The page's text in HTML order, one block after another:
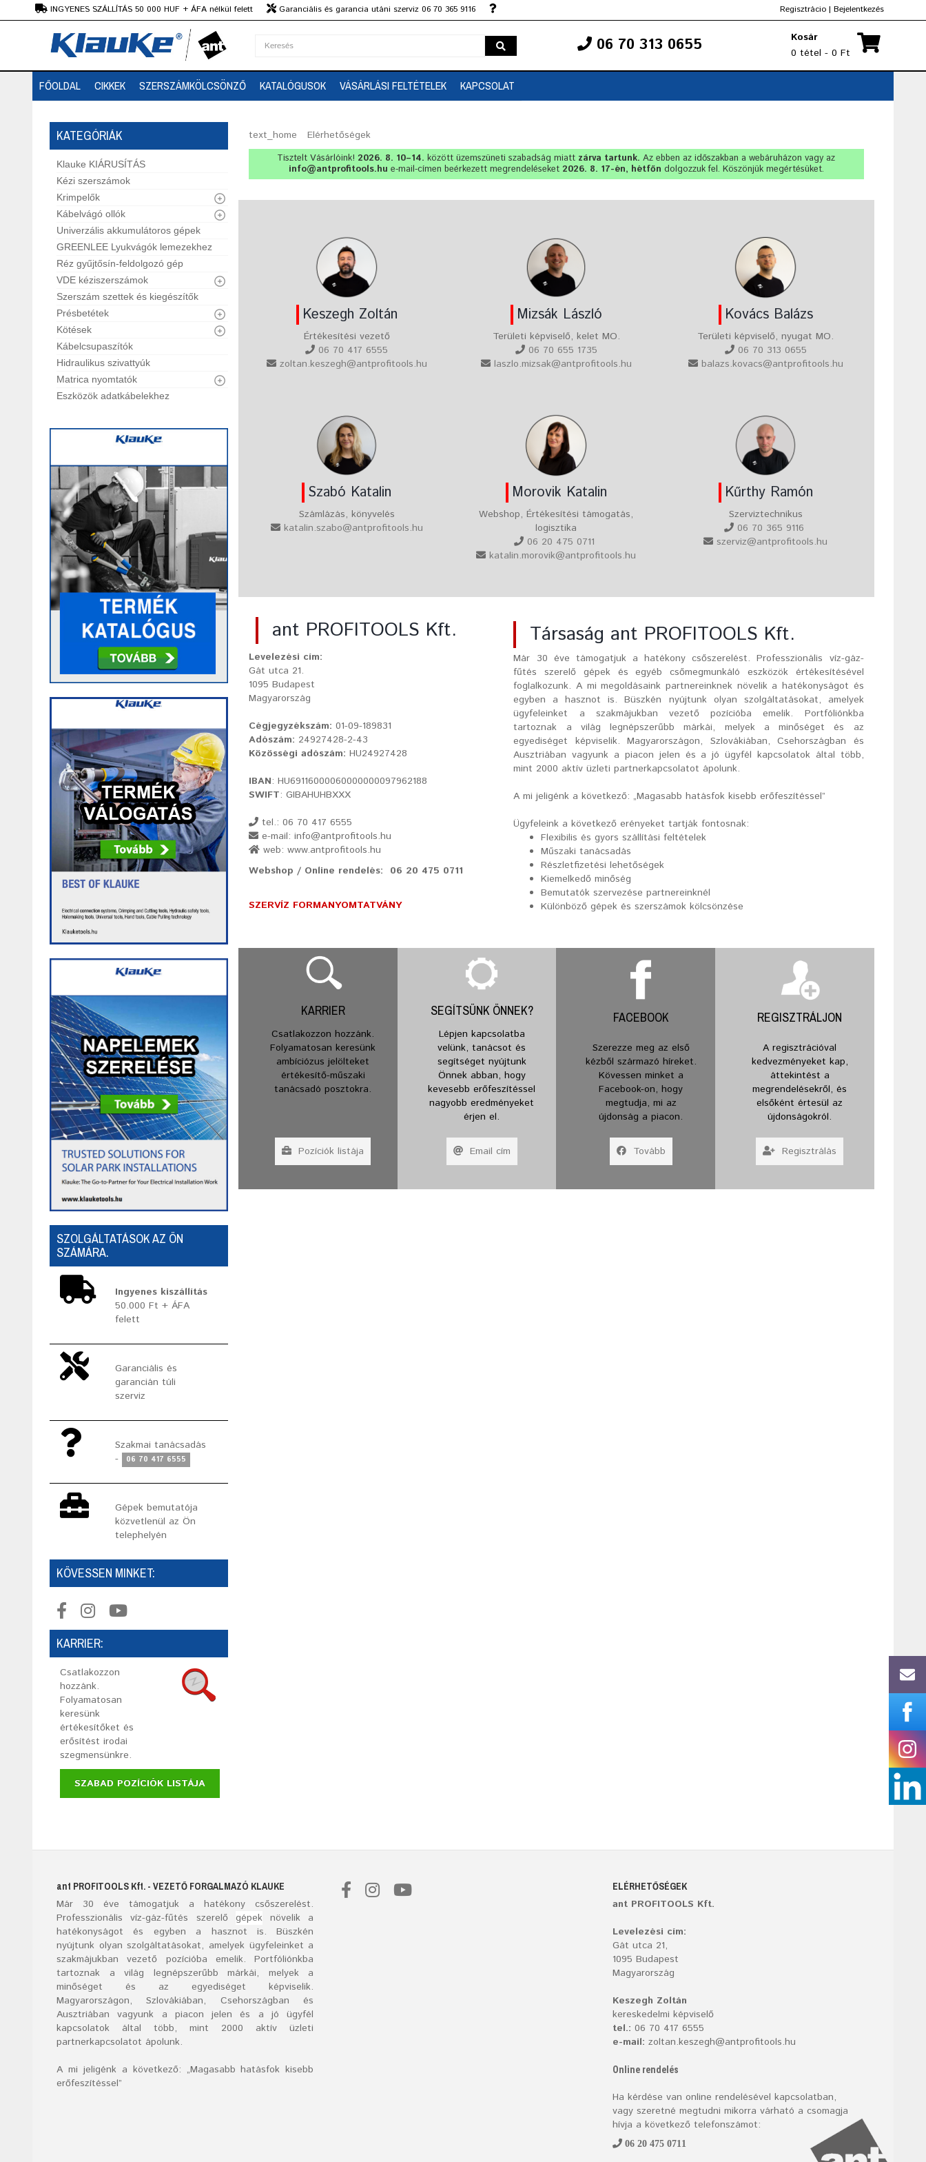
INGYENES SZÁLLÍTÁS 50 000 HUF + ÁFA nélkül felett
Garanciális és garancia utáni szerviz 06 70 365 9116
Szaktanácsadás
Regisztrácio | Bejelentkezés
06 70 313 0655
Kosár
0 tétel - 0 Ft
FŐOLDAL CIKKEK SZERSZÁMKÖLCSÖNZŐ KATALÓGUSOK VÁSÁRLÁSI FELTÉTELEK KAPCSOLAT
KATEGÓRIÁK
Klauke KIÁRUSÍTÁS
Kézi szerszámok
Krimpelők
Kábelvágó ollók
Univerzális akkumulátoros gépek
GREENLEE Lyukvágók lemezekhez
Réz gyűjtősín-feldolgozó gép
VDE kéziszerszámok
Szerszám szettek és kiegészítők
Présbetétek
Kötések
Kábelcsupaszítók
Hidraulikus szivattyúk
Matrica nyomtatók
Eszközök adatkábelekhez
SZOLGÁLTATÁSOK AZ ÖN
SZÁMÁRA.
Ingyenes kiszállítás
50.000 Ft + ÁFA
felett
Garanciális és
garancián túli
szerviz
Szakmai tanácsadás
-
06 70 417 6555
Gépek bemutatója
közvetlenül az Ön
telephelyén
KÖVESSEN MINKET:
KARRIER:
Csatlakozzon
hozzánk.
Folyamatosan
keresünk
értékesítőket és
erősítést irodai
szegmensünkre.
SZABAD POZÍCIÓK LISTÁJA
text_home Elérhetőségek
Tisztelt Vásárlóink!2026. 8. 10–14. között üzemszüneti szabadság miatt zárva tartunk. Az ebben az időszakban a webáruházon vagy az
info@antprofitools.hu e-mail-címen beérkezett megrendeléseket 2026. 8. 17-én, hétfőn dolgozzuk fel. Köszönjük megértésüket.
Keszegh Zoltán
Értékesítési vezető
06 70 417 6555
zoltan.keszegh@antprofitools.hu
Mizsák László
Területi képviselő, kelet MO.
06 70 655 1735
laszlo.mizsak@antprofitools.hu
Kovács Balázs
Területi képviselő, nyugat MO.
06 70 313 0655
balazs.kovacs@antprofitools.hu
Szabó Katalin
Számlázás, könyvelés
katalin.szabo@antprofitools.hu
Morovik Katalin
Webshop, Értékesítési támogatás,
logisztika
06 20 475 0711
katalin.morovik@antprofitools.hu
Kűrthy Ramón
Szerviztechnikus
06 70 365 9116
szerviz@antprofitools.hu
ant PROFITOOLS Kft.
Levelezési cím:
Gát utca 21.
1095 Budapest
Magyarország
Cégjegyzékszám: 01-09-189831
Adószám: 24927428-2-43
Közösségi adószám: HU24927428
IBAN: HU69116000060000000097962188
SWIFT: GIBAHUHBXXX
tel.: 06 70 417 6555
e-mail: info@antprofitools.hu
web: www.antprofitools.hu
Webshop / Online rendelés: 06 20 475 0711
SZERVÍZ FORMANYOMTATVÁNY
Társaság ant PROFITOOLS Kft.
Már 30 éve támogatjuk a hatékony csőszerelést. Professzionális víz-gáz-
fűtés szerelő gépek és egyéb csőmegmunkáló eszközök értékesítésével
foglalkozunk. A mi megoldásaink partnereinknek növelik a hatékonyságot és
egyben a hasznot is. Büszkén nyújtunk olyan szolgáltatásokat, amelyek
ügyfeleinket a szakmájukban vezető pozícióba emelik. Portfóliónkba
tartoznak a világ legnépszerűbb márkái, melyek a minőséget és az
egyediséget képviselik. Magyarországon, Szlovákiában, Csehországban és
Ausztriában vagyunk a piacon jelen és a jó ügyfél kapcsolatok által több,
mint 2000 aktív üzleti partnerkapcsolatot ápolunk.
A mi jeligénk a következő: „Magasabb hatásfok kisebb erőfeszítéssel”
Ügyfeleink a következő erényeket tartják fontosnak:
Flexibilis és gyors szállítási feltételek
Műszaki tanácsadás
Részletfizetési lehetőségek
Kiemelkedő minőség
Bemutatók szervezése partnereinknél
Különböző gépek és szerszámok kölcsönzése
KARRIER
Csatlakozzon hozzánk.
Folyamatosan keresünk
ambíciózus jelölteket
értékesítő-műszaki
tanácsadó posztokra.
Pozíciók listája
SEGÍTSÜNK ÖNNEK?
Lépjen kapcsolatba
velünk, tanácsot és
segítséget nyújtunk
Önnek abban, hogy
kevesebb erőfeszítéssel
nagyobb eredményeket
érjen el.
Email cím
FACEBOOK
Szerezze meg az első
kézből származó híreket.
Kövessen minket a
Facebook-on, hogy
megtudja, mi az
újdonság a piacon.
Tovább
REGISZTRÁLJON
A regisztrációval
kedvezményeket kap,
áttekintést a
megrendelésekről, és
elsőként értesül az
újdonságokról.
Regisztrálás
ant PROFITOOLS Kft. - VEZETŐ FORGALMAZÓ KLAUKE
Már 30éve támogatjuk a hatékony csőszerelést.
Professzionális víz-gáz-fűtés szerelő gépeknövelik a
hatékonyságot és egyben a hasznot is. Büszkén
nyújtunk olyan szolgáltatásokat, amelyek ügyfeleinket a
szakmájukban vezető pozícióba emelik. Portfóliónkba
tartoznak a világ legnépszerűbb márkái, melyek a
minőséget és az egyediséget képviselik.
Magyarországon, Szlovákiában, Csehországban és
Ausztriában vagyunk a piacon jelen és a jó ügyfél
kapcsolatok által több, mint 2000 aktív üzleti
partnerkapcsolatot ápolunk.
A mi jeligénk a következő: „Magasabb hatásfok kisebb
erőfeszítéssel”
ELÉRHETŐSÉGEK
ant PROFITOOLS Kft.
Levelezési cím:
Gát utca 21,
1095 Budapest
Magyarország
Keszegh Zoltán
kereskedelmi képviselő
tel.: 06 70 417 6555
e-mail: zoltan.keszegh@antprofitools.hu
Online rendelés
Ha kérdése van online rendelésével kapcsolatban,
vagy szeretné megtudni mikorra várható a csomagja
hívja a következő telefonszámot:
06 20 475 0711